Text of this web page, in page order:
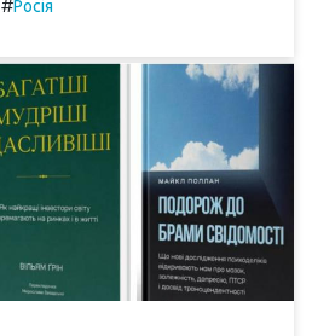
#Росія